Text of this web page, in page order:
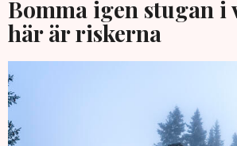
Bomma igen stugan i
här är riskerna